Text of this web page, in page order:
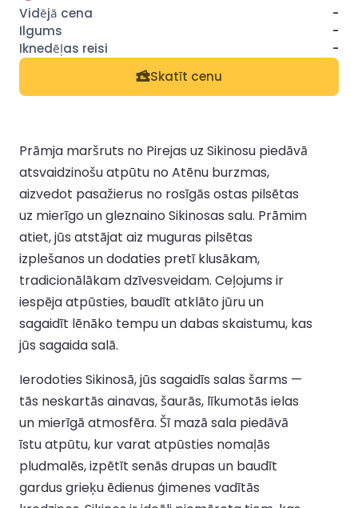
-
-
-
Skatīt cenu
Prāmja maršruts no Pirejas uz Sikinosu piedāvā
atsvaidzinošu atpūtu no Atēnu burzmas,
aizvedot pasažierus no rosīgās ostas pilsētas
uz mierīgo un gleznaino Sikinosas salu. Prāmim
atiet, jūs atstājat aiz muguras pilsētas
izplešanos un dodaties pretī klusākam,
tradicionālākam dzīvesveidam. Ceļojums ir
iespēja atpūsties, baudīt atklāto jūru un
sagaidīt lēnāko tempu un dabas skaistumu, kas
jūs sagaida salā.
Ierodoties Sikinosā, jūs sagaidīs salas šarms —
tās neskartās ainavas, šaurās, līkumotās ielas
un mierīgā atmosfēra. Šī mazā sala piedāvā
īstu atpūtu, kur varat atpūsties nomaļās
pludmalēs, izpētīt senās drupas un baudīt
gardus grieķu ēdienus ģimenes vadītās